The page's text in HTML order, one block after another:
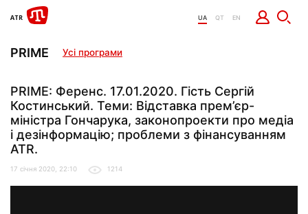
UA QT EN
PRIME Усі програми
PRIME: Ференс. 17.01.2020. Гість Сергій
Костинський. Теми: Відставка прем’єр-
міністра Гончарука, законопроекти про медіа
і дезінформацію; проблеми з фінансуванням
ATR.
17 січня 2020, 22:10 1214